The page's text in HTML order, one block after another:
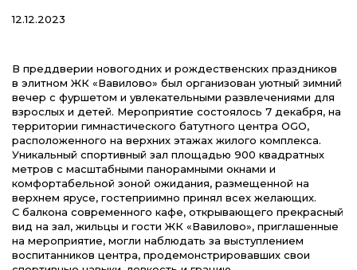
12.12.2023
В преддверии новогодних и рождественских праздников
в элитном ЖК «Вавилово» был организован уютный зимний
вечер с фуршетом и увлекательными развлечениями для
взрослых и детей. Мероприятие состоялось 7 декабря, на
территории гимнастического батутного центра OGO,
расположенного на верхних этажах жилого комплекса.
Уникальный спортивный зал площадью 900 квадратных
метров с масштабными панорамными окнами и
комфортабельной зоной ожидания, размещенной на
верхнем ярусе, гостеприимно принял всех желающих.
С балкона современного кафе, открывающего прекрасный
вид на зал, жильцы и гости ЖК «Вавилово», приглашенные
на мероприятие, могли наблюдать за выступлением
воспитанников центра, продемонстрировавших свои